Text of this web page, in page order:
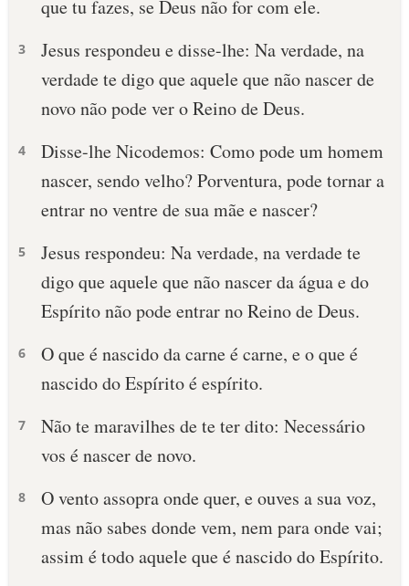
que tu fazes, se Deus não for com ele.
3
Jesus respondeu e disse-lhe: Na verdade, na
verdade te digo que aquele que não nascer de
novo não pode ver o Reino de Deus.
4
Disse-lhe Nicodemos: Como pode um homem
nascer, sendo velho? Porventura, pode tornar a
entrar no ventre de sua mãe e nascer?
5
Jesus respondeu: Na verdade, na verdade te
digo que aquele que não nascer da água e do
Espírito não pode entrar no Reino de Deus.
6
O que é nascido da carne é carne, e o que é
nascido do Espírito é espírito.
7
Não te maravilhes de te ter dito: Necessário
vos é nascer de novo.
8
O vento assopra onde quer, e ouves a sua voz,
mas não sabes donde vem, nem para onde vai;
assim é todo aquele que é nascido do Espírito.